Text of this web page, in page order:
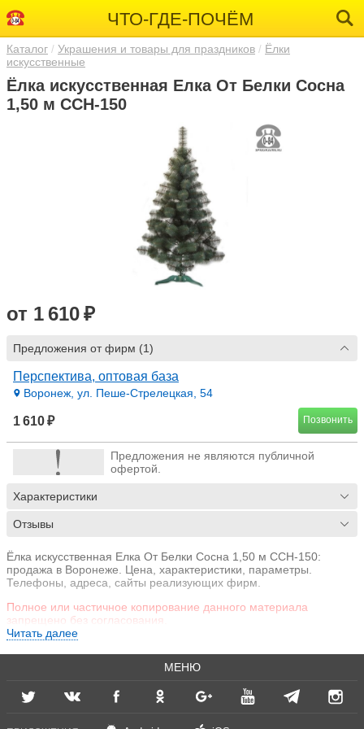
ЧТО-ГДЕ-ПОЧЁМ
Каталог Украшения и товары для праздников
Ёлки
искусственные
Ёлка искусственная Елка От Белки Сосна
1,50 м ССН-150
от 1 610 ₽
Предложения от фирм (1)
Перспектива, оптовая база
Воронеж, ул. Пеше-Стрелецкая, 54
1 610 ₽ Позвонить
Предложения не являются публичной
офертой.
Характеристики
Отзывы
Ёлка искусственная Елка От Белки Сосна 1,50 м ССН-150:
продажа в Воронеже. Цена, характеристики, параметры.
Телефоны, адреса, сайты реализующих фирм.
Полное или частичное копирование данного материала
запрещено без согласования.
Читать далее
МЕНЮ